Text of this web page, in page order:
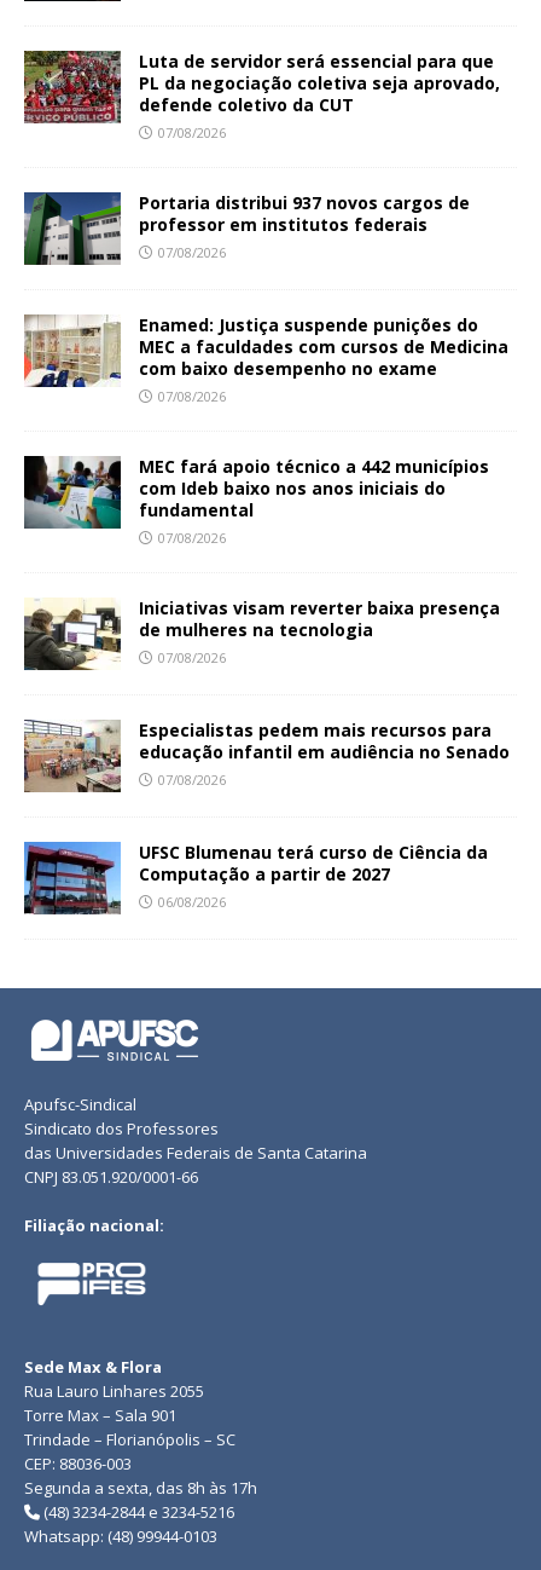
Luta de servidor será essencial para que
PL da negociação coletiva seja aprovado,
defende coletivo da CUT
07/08/2026
Portaria distribui 937 novos cargos de
professor em institutos federais
07/08/2026
Enamed: Justiça suspende punições do
MEC a faculdades com cursos de Medicina
com baixo desempenho no exame
07/08/2026
MEC fará apoio técnico a 442 municípios
com Ideb baixo nos anos iniciais do
fundamental
07/08/2026
Iniciativas visam reverter baixa presença
de mulheres na tecnologia
07/08/2026
Especialistas pedem mais recursos para
educação infantil em audiência no Senado
07/08/2026
UFSC Blumenau terá curso de Ciência da
Computação a partir de 2027
06/08/2026
Apufsc-Sindical
Sindicato dos Professores
das Universidades Federais de Santa Catarina
CNPJ 83.051.920/0001-66
Filiação nacional:
Sede Max & Flora
Rua Lauro Linhares 2055
Torre Max – Sala 901
Trindade – Florianópolis – SC
CEP: 88036-003
Segunda a sexta, das 8h às 17h
(48) 3234-2844 e 3234-5216
Whatsapp: (48) 99944-0103